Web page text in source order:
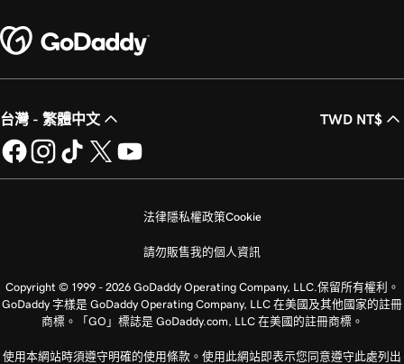
台灣 - 繁體中文 TWD NT$
法律隱私權政策Cookie
請勿販售我的個人資訊
Copyright © 1999 - 2026 GoDaddy Operating Company, LLC.保留所有權利。
GoDaddy 字樣是 GoDaddy Operating Company, LLC 在美國及其他國家的註冊
商標。「GO」標誌是 GoDaddy.com, LLC 在美國的註冊商標。
使用本網站時須遵守明確的使用條款。使用此網站即表示您同意遵守此處列出